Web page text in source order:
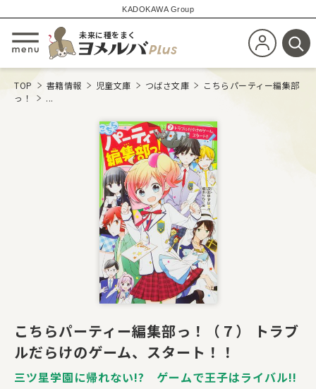
KADOKAWA Group
メニューを開閉する
未来に種をまく
新規会員登
検
TOP 書籍情報 児童文庫 つばさ文庫
こちらパーティー編集部
っ！
...
こちらパーティー編集部っ！（７） トラブ
ルだらけのゲーム、スタート！！
三ツ星学園に帰れない!? ゲームで王子はライバル!!